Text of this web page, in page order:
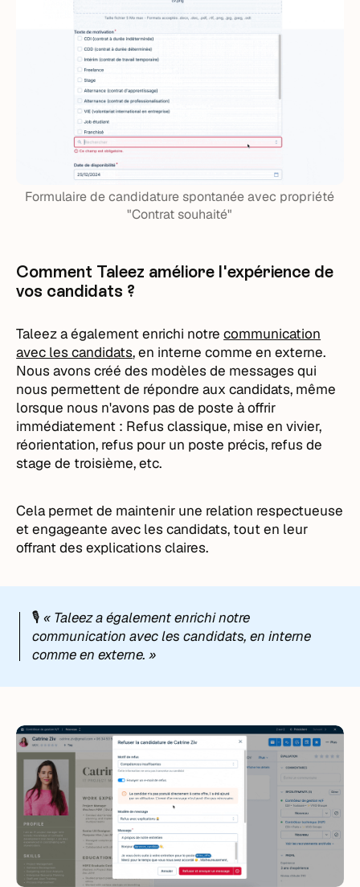
Formulaire de candidature spontanée avec propriété
"Contrat souhaité"
Comment Taleez améliore l'expérience de
vos candidats ?
Taleez a également enrichi notrecommunication
avec les candidats, en interne comme en externe.
Nous avons créé des modèles de messages qui
nous permettent de répondre aux candidats, même
lorsque nous n'avons pas de poste à offrir
immédiatement : Refus classique, mise en vivier,
réorientation, refus pour un poste précis, refus de
stage de troisième, etc.
Cela permet de maintenir une relation respectueuse
et engageante avec les candidats, tout en leur
offrant des explications claires.
🎙️ « Taleez a également enrichi notre
communication avec les candidats, en interne
comme en externe. »